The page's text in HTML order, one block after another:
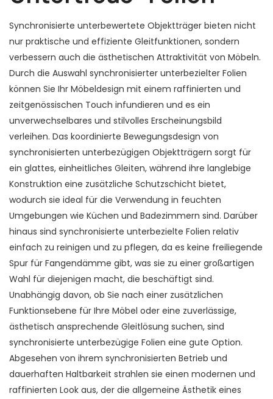
Synchronisierte unterbewertete Objektträger bieten nicht
nur praktische und effiziente Gleitfunktionen, sondern
verbessern auch die ästhetischen Attraktivität von Möbeln.
Durch die Auswahl synchronisierter unterbezielter Folien
können Sie Ihr Möbeldesign mit einem raffinierten und
zeitgenössischen Touch infundieren und es ein
unverwechselbares und stilvolles Erscheinungsbild
verleihen. Das koordinierte Bewegungsdesign von
synchronisierten unterbezügigen Objektträgern sorgt für
ein glattes, einheitliches Gleiten, während ihre langlebige
Konstruktion eine zusätzliche Schutzschicht bietet,
wodurch sie ideal für die Verwendung in feuchten
Umgebungen wie Küchen und Badezimmern sind. Darüber
hinaus sind synchronisierte unterbezielte Folien relativ
einfach zu reinigen und zu pflegen, da es keine freiliegende
Spur für Fangendämme gibt, was sie zu einer großartigen
Wahl für diejenigen macht, die beschäftigt sind.
Unabhängig davon, ob Sie nach einer zusätzlichen
Funktionsebene für Ihre Möbel oder eine zuverlässige,
ästhetisch ansprechende Gleitlösung suchen, sind
synchronisierte unterbezügige Folien eine gute Option.
Abgesehen von ihrem synchronisierten Betrieb und
dauerhaften Haltbarkeit strahlen sie einen modernen und
raffinierten Look aus, der die allgemeine Ästhetik eines